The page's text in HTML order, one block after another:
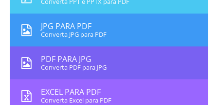
JPG PARA PDF
Converta JPG para PDF
PDF PARA JPG
Converta PDF para JPG
EXCEL PARA PDF
Converta Excel para PDF